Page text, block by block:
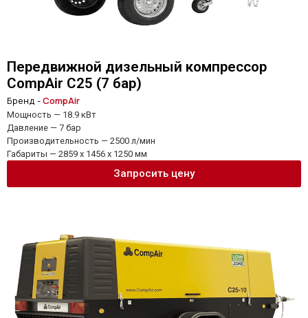
Передвижной дизельный компрессор
CompAir C25 (7 бар)
Бренд -CompAir
Мощность — 18.9 кВт
Давление — 7 бар
Производительность — 2500 л/мин
Габариты — 2859 x 1456 x 1250 мм
Запросить цену